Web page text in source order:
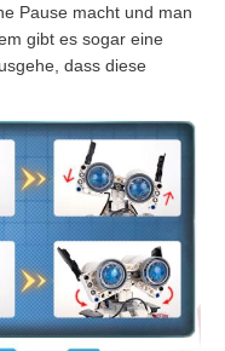
Pause macht und man
gibt es sogar eine
dass diese